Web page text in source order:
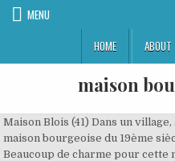
MENU
HOME
ABOUT
maison
Maison Blois (41) Dans un
maison bourgeoise du 19ème
Beaucoup de charme pour cette